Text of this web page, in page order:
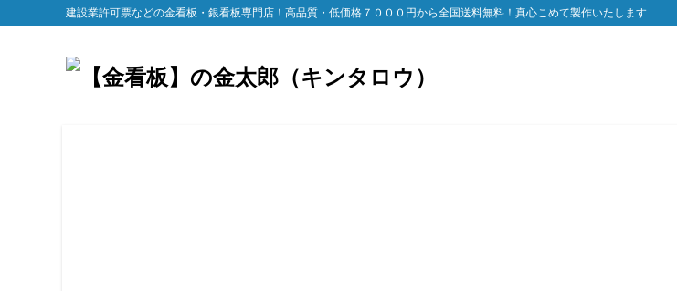
建設業許可票などの金看板・銀看板専門店！高品質・低価格７０００円から全国送料無料！真心こめて製作いたします